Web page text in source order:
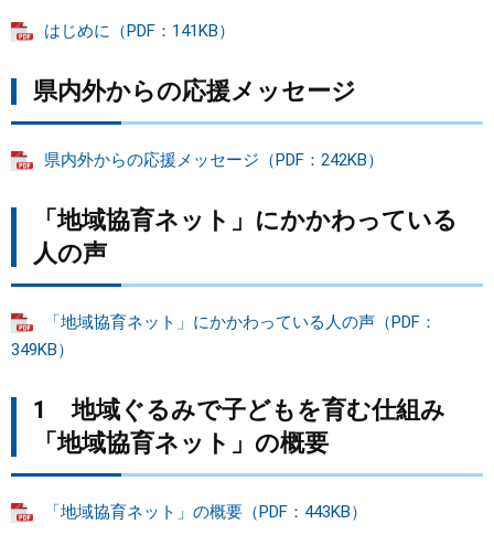
はじめに（PDF：141KB）
県内外からの応援メッセージ
県内外からの応援メッセージ（PDF：242KB）
「地域協育ネット」にかかわっている
人の声
「地域協育ネット」にかかわっている人の声（PDF：
349KB）
1 地域ぐるみで子どもを育む仕組み
「地域協育ネット」の概要
「地域協育ネット」の概要（PDF：443KB）